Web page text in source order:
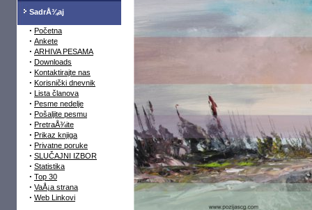
SadrÅ¾aj
· Početna
· Ankete
· ARHIVA PESAMA
· Downloads
· Kontaktirajte nas
· Korisnički dnevnik
· Lista članova
· Pesme nedelje
· Pošaljite pesmu
· PretraÅ¾ite
· Prikaz knjiga
· Privatne poruke
· SLUČAJNI IZBOR
· Statistika
· Top 30
· VaÅ¡a strana
· Web Linkovi